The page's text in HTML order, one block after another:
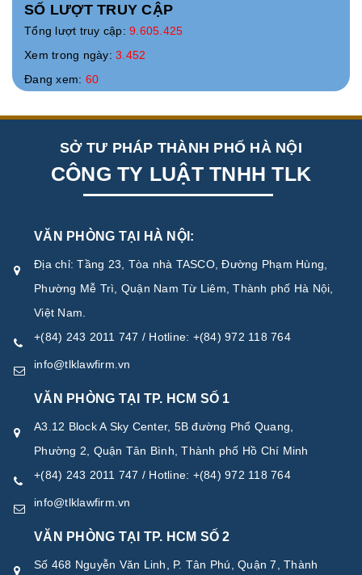
SỐ LƯỢT TRUY CẬP
Tổng lượt truy cập: 9.605.425
Xem trong ngày: 3.452
Đang xem: 60
SỞ TƯ PHÁP THÀNH PHỐ HÀ NỘI
CÔNG TY LUẬT TNHH TLK
VĂN PHÒNG TẠI HÀ NỘI:
Địa chỉ: Tầng 23, Tòa nhà TASCO, Đường Phạm Hùng,
Phường Mễ Trì, Quận Nam Từ Liêm, Thành phố Hà Nội,
Việt Nam.
+(84) 243 2011 747 / Hotline: +(84) 972 118 764
info@tlklawfirm.vn
VĂN PHÒNG TẠI TP. HCM SỐ 1
A3.12 Block A Sky Center, 5B đường Phổ Quang,
Phường 2, Quận Tân Bình, Thành phố Hồ Chí Minh
+(84) 243 2011 747 / Hotline: +(84) 972 118 764
info@tlklawfirm.vn
VĂN PHÒNG TẠI TP. HCM SỐ 2
Số 468 Nguyễn Văn Linh, P. Tân Phú, Quận 7, Thành